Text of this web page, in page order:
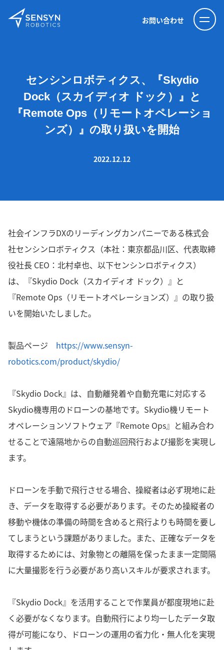
お問い合わせ
センシンロボティクス、『Skydio
Dock（スカイディオ ドック）』と
『Remote Ops（リモートオペレーショ
ンズ）』の取り扱いを開始
2022.12.12
社会インフラDXのリーディングカンパニーである株式会
社センシンロボティクス（本社：東京都品川区、代表取締
役社長 CEO：北村卓也、以下センシンロボティクス）
は、『Skydio Dock（スカイディオ ドック）』と
『Remote Ops（リモートオペレーションズ）』の取り扱
いを開始いたしました。
製品ページ https://www.sensyn-
robotics.com/product/skydio/
『Skydio Dock』は、自動離発着や自動充電に対応する
Skydio機専用のドローンの基地です。Skydio機リモート
オペレーションソフトウェア『Remote Ops』と組み合わ
せることで遠隔地からの自動巡回飛行および撮影を実現し
ます。
ドローンを手動で飛行させる場合、操縦者は必ず現地に赴
き、データを取得する必要があります。そのため操縦者の
移動や機体の準備の時間を含めると飛行よりも時間を要し
てしまうという課題がありました。また、正確なデータを
取得するためには、対象物との離隔を保ったまま一定間隔
に大量撮影を行う必要があり高いスキルが要求されます。
『Skydio Dock』を活用することで作業員が都度現地に赴
く必要がなくなります。自動飛行により均一したデータ取
得が可能になり、ドローンの運用の省力化・無人化を実現